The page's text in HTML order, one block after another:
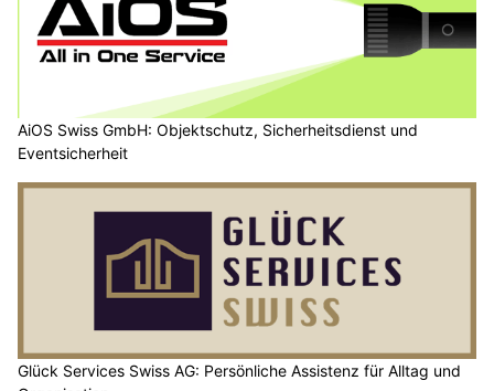
AiOS Swiss GmbH: Objektschutz, Sicherheitsdienst und
Eventsicherheit
Glück Services Swiss AG: Persönliche Assistenz für Alltag und